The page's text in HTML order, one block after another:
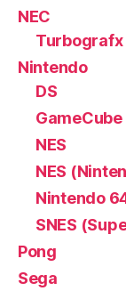
NEC
Turbografx
Nintendo
DS
GameCube
NES
NES
Nintendo
SNES
Pong
Sega